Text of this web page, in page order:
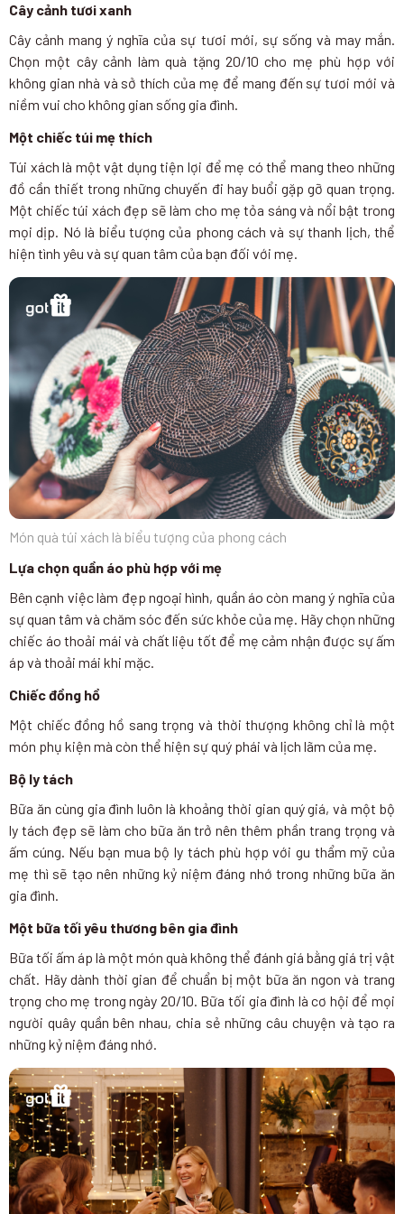
Cây cảnh tươi xanh
Cây cảnh mang ý nghĩa của sự tươi mới, sự sống và may mắn.
Chọn một cây cảnh làm quà tặng 20/10 cho mẹ phù hợp với
không gian nhà và sở thích của mẹ để mang đến sự tươi mới và
niềm vui cho không gian sống gia đình.
Một chiếc túi mẹ thích
Túi xách là một vật dụng tiện lợi để mẹ có thể mang theo những
đồ cần thiết trong những chuyến đi hay buổi gặp gỡ quan trọng.
Một chiếc túi xách đẹp sẽ làm cho mẹ tỏa sáng và nổi bật trong
mọi dịp. Nó là biểu tượng của phong cách và sự thanh lịch, thể
hiện tình yêu và sự quan tâm của bạn đối với mẹ.
Món quà túi xách là biểu tượng của phong cách
Lựa chọn quần áo phù hợp với mẹ
Bên cạnh việc làm đẹp ngoại hình, quần áo còn mang ý nghĩa của
sự quan tâm và chăm sóc đến sức khỏe của mẹ. Hãy chọn những
chiếc áo thoải mái và chất liệu tốt để mẹ cảm nhận được sự ấm
áp và thoải mái khi mặc.
Chiếc đồng hồ
Một chiếc đồng hồ sang trọng và thời thượng không chỉ là một
món phụ kiện mà còn thể hiện sự quý phái và lịch lãm của mẹ.
Bộ ly tách
Bữa ăn cùng gia đình luôn là khoảng thời gian quý giá, và một bộ
ly tách đẹp sẽ làm cho bữa ăn trở nên thêm phần trang trọng và
ấm cúng. Nếu bạn mua bộ ly tách phù hợp với gu thẩm mỹ của
mẹ thì sẽ tạo nên những kỷ niệm đáng nhớ trong những bữa ăn
gia đình.
Một bữa tối yêu thương bên gia đình
Bữa tối ấm áp là một món quà không thể đánh giá bằng giá trị vật
chất. Hãy dành thời gian để chuẩn bị một bữa ăn ngon và trang
trọng cho mẹ trong ngày 20/10. Bữa tối gia đình là cơ hội để mọi
người quây quần bên nhau, chia sẻ những câu chuyện và tạo ra
những kỷ niệm đáng nhớ.